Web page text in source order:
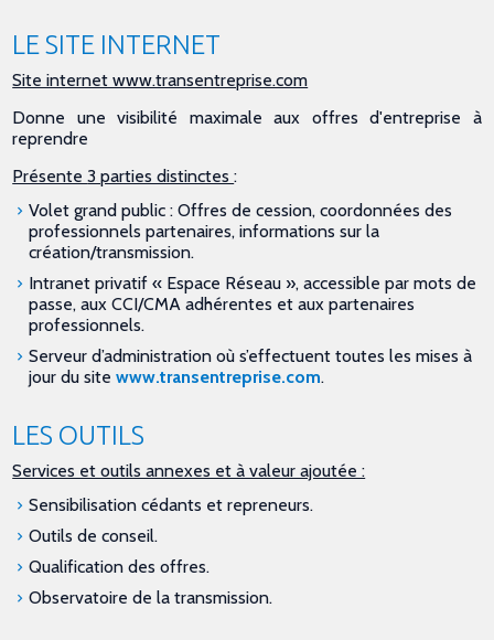
LE SITE INTERNET
Site internet www.transentreprise.com
Donne une visibilité maximale aux offres d'entreprise à
reprendre
Présente3 parties distinctes:
Volet grand public : Offres de cession, coordonnées des
professionnels partenaires, informations sur la
création/transmission.
Intranet privatif « Espace Réseau », accessible par mots de
passe, aux CCI/CMA adhérentes et aux partenaires
professionnels.
Serveur d’administration où s’effectuent toutes les mises à
jour du sitewww.transentreprise.com.
LES OUTILS
Services et outils annexes et à valeur ajoutée :
Sensibilisation cédants et repreneurs.
Outils de conseil.
Qualification des offres.
Observatoire de la transmission.